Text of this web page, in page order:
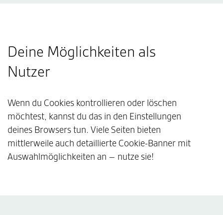
Deine Möglichkeiten als
Nutzer
Wenn du Cookies kontrollieren oder löschen
möchtest, kannst du das in den Einstellungen
deines Browsers tun. Viele Seiten bieten
mittlerweile auch detaillierte Cookie-Banner mit
Auswahlmöglichkeiten an – nutze sie!